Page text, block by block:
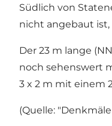
Südlich von
nicht angebaut ist,
Der 23 m lange
noch sehenswert
3 x 2 m mit einem
(Quelle: